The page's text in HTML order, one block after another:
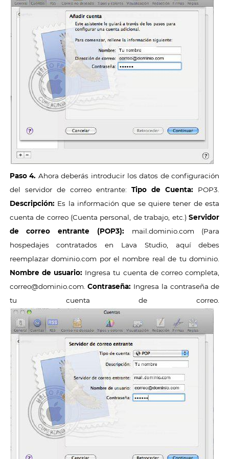
Paso 4. Ahora deberás introducir los datos de configuración
del servidor de correo entrante:Tipo de Cuenta: POP3.
Descripción: Es la información que se quiere tener de esta
cuenta de correo (Cuenta personal, de trabajo, etc.)Servidor
de correo entrante (POP3): mail.dominio.com (Para
hospedajes contratados en Lava Studio, aquí debes
reemplazar dominio.com por el nombre real de tu dominio.
Nombre de usuario: Ingresa tu cuenta de correo completa,
correo@dominio.com.Contraseña: Ingresa la contraseña de
tu cuenta de correo.